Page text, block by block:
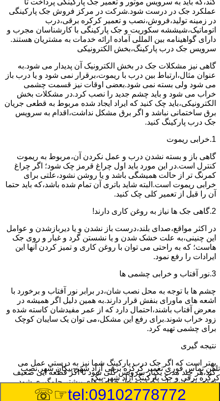
کند،که باید به سرویس موتور و تعمیر جک پارکینگی پرداخت تا
عملکرد جک در درست شود.شرکت در مرکز فروش جک پارکینگی
در زمینه تولید،فروش،نصب و تعمیر کرکره برقی،درب
اتوماتیک،شیششه سکوریت و جک پارکینگی با کارشناسان مجرب و
دارای گواهینامه بین المللی آماده ارائه خدمات به مشتریان هستند.
سرویس جک درب پارکینگ،بخش الکترونیکی
گاهی نیز مشکلات جک در بخش الکترونیک آن پدیدار می شود.به
عنوان مثال،ارتباط بین درب با ریموت،برقرار نمی شود و یا درب باز
می شود ولی بسته نمی شود.بعضی اوقات نیز قسمت چشمی
خراب می شود و باید چشم جدید را نصب کرد.در مشکلات بخش
الکترونیکی،باید چک کنید که ایراد ایجاد شده مربوط به قطعی جریان
برق ساختمانی نباشد و اگر برق مشکل نداشت،اقدام به سرویس
جک درب پارکینگ کنید.
1.خرابی ریموت
گاهی باز و بسته نشدن درب و عمل نکردن آن،مربوط به ریموت
کنترل است.در این مورد باید اول چراغ قرمز چک شود؛ اگر چراغ
کمرنگ تر از حالت همیشگی باشد و یا روشن نشود،علتی برای
خرابی ریموت است.البته شاید باتری آن تمام شده باشد،که باید حتما
آن را قبل از تعمیر کلی چک کنید.
2.گاهی جک ها نیاز به روغن کاری دارند!
در اکثر مواقع،صدای بلند،درست باز نشدن و یا دیربازشدن و عوامل
این چنینی،به علت خشک شدن و یا نشستن گرد و غبار و روی جک
هاست؛ که به راحتی می توان با روغن کاری و تمیز کردن آنها این
ایرادات را رفع نمود.
3.نور آفتاب و خرابی چشمی ها
چشم ها با توجه به محل نصب شان،در برابر نور آفتاب و برخورد با
اشعه های ماورای بنفش قرار دارند.به همین دلیل اگر همیشه در
معرض آفتاب باشند،احتمال دارد که از عمر مفیدشان کاسته شده و
زود خراب شوند.برای رفع این مشکل،می توان یک سایبان کوچک
برای چشمی تهیه کرد.
نتیجه گیری
بهتر است که اگر جک درب پارکینگ شما نیز به درستی عمل می
کند،هر چند مدت یکبار سرویس کلی شود تا اگر قطعه ایی ضعیف
شده بود،عیب یابی گردیده و از خرابی های بیشتر جلوگیری شود.
8/7/2026 7:45:31 PM
تلفن تماس فوریتعمیر کرکره برقی آزاد شهر-پیکان شهر,نصب
کرکره برقی و جک پارکینگ آزاد شهر-پیک
tel:09102778772
☞☏